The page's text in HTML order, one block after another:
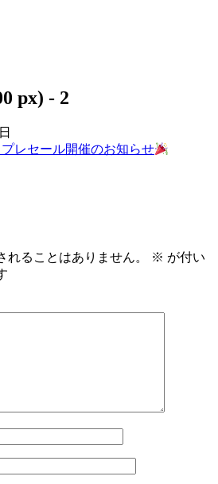
px) - 2
レセール開催のお知らせ
れることはありません。 ※ が付い